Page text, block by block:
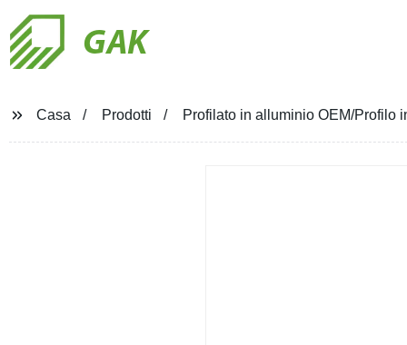
GAK
Casa Prodotti Profilato in alluminio OEM/Profilo